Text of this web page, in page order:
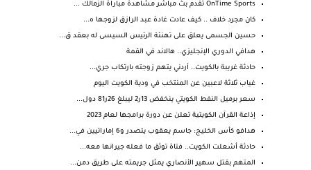
OnTime Sports تقدم بث مباشر مشاهدة مباراة الزمالك ...
كان مجرد خلاف .. كيف عادت غادة عبد الرازق لزوجها ه...
حسين الجسمى يعلق على تهنئة الرئيس السيسى له بعقد ق...
هدافي الدوري الإنجليزي.. هالاند في القمة
حادثة غريبة بالكويت.. أردني يتهم زوجته بارتكاب جري...
غياب ثلاثة لاعبين عن المنتخب في ودية الكويت اليوم
سعر برميل النفط الكويتي ينخفض 13ر2 ليبلغ 26ر81 دول...
إذاعة القرآن الكويتية تعلن عن دورة برامجها لعام 2023
هدافو كأس الخليج: جاسم يعقوب يتصدر و6 إماراتيين في...
حادثة أشعلت الكويت.. فتاة توثق ما فعله جيرانها معه...
المتهم بقتل سهير الأنصاري يمثل جريمته على طريق دمن...